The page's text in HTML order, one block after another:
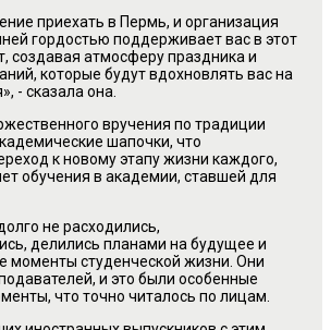
приехать в Пермь, и организация
гордостью поддерживает вас в этот
создавая атмосферу праздника и
которые будут вдохновлять вас на
- сказала она.
вручения по традиции
шапочки, что
к новому этапу жизни каждого,
обучения в академии, ставшей для
не расходились,
делились планами на будущее и
моменты студенческой жизни. Они
и это были особенные
что точно читалось по лицам.